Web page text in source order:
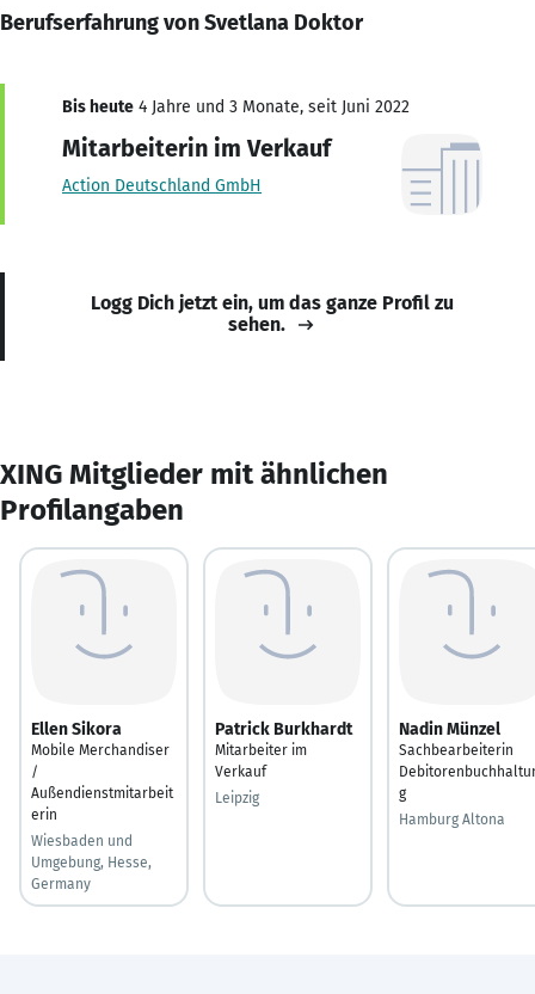
Berufserfahrung von Svetlana Doktor
Bis heute 4 Jahre und 3 Monate, seit Juni 2022
Mitarbeiterin im Verkauf
Action Deutschland GmbH
Logg Dich jetzt ein, um das ganze Profil zu
sehen.
XING Mitglieder mit ähnlichen
Profilangaben
Ellen Sikora
Mobile Merchandiser
/
Außendienstmitarbeit
erin
Wiesbaden und
Umgebung, Hesse,
Germany
Patrick Burkhardt
Mitarbeiter im
Verkauf
Leipzig
Nadin Münzel
Sachbearbeiterin
g
Hamburg Altona